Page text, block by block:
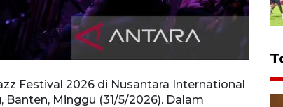
Festival 2026 di Nusantara International
Minggu (31/5/2026). Dalam